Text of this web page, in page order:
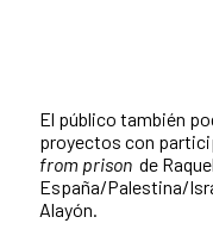
El público también
proyectos con
from prison de
España/Palestina/
Alayón.